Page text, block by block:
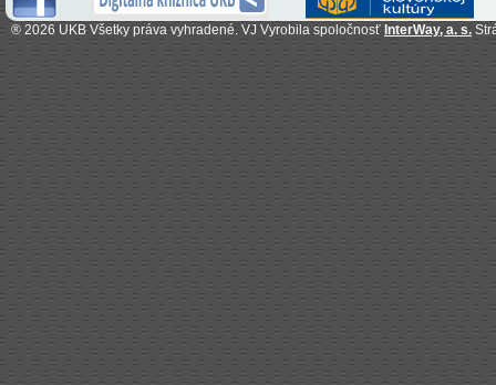
® 2026 UKB Všetky práva vyhradené. VJ Vyrobila spoločnosť InterWay, a. s.